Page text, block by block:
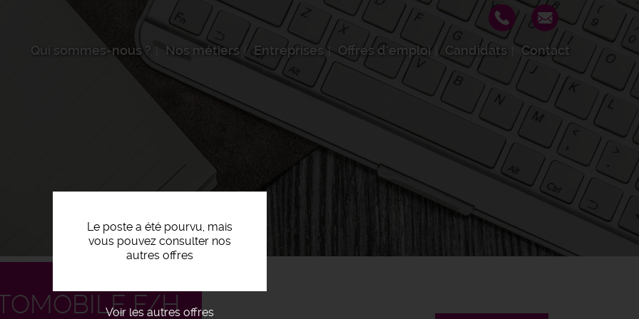
Qui sommes-nous ? Nos métiers Entreprises Offres d'emploi Candidats Contact
Le poste a été pourvu, mais
vous pouvez consulter nos
autres offres
Voir les autres offres
F/H